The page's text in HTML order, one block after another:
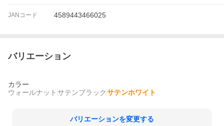
JANコード 4589443466025
バリエーション
カラー
ウォールナット サテンブラックサテンホワイト
バリエーションを変更する